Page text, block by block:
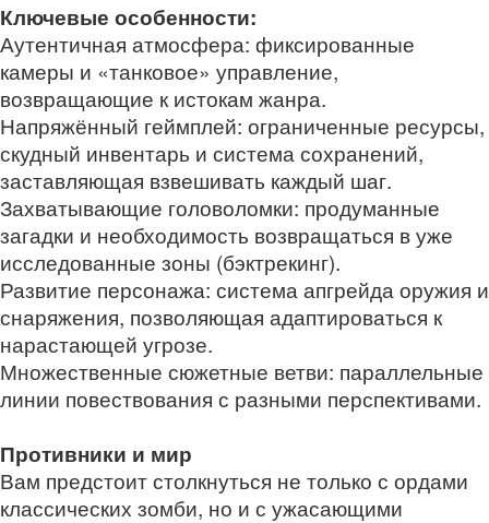
Ключевые особенности:
Аутентичная атмосфера: фиксированные
камеры и «танковое» управление,
возвращающие к истокам жанра.
Напряжённый геймплей: ограниченные ресурсы,
скудный инвентарь и система сохранений,
заставляющая взвешивать каждый шаг.
Захватывающие головоломки: продуманные
загадки и необходимость возвращаться в уже
исследованные зоны (бэктрекинг).
Развитие персонажа: система апгрейда оружия и
снаряжения, позволяющая адаптироваться к
нарастающей угрозе.
Множественные сюжетные ветви: параллельные
линии повествования с разными перспективами.
Противники и мир
Вам предстоит столкнуться не только с ордами
классических зомби, но и с ужасающими